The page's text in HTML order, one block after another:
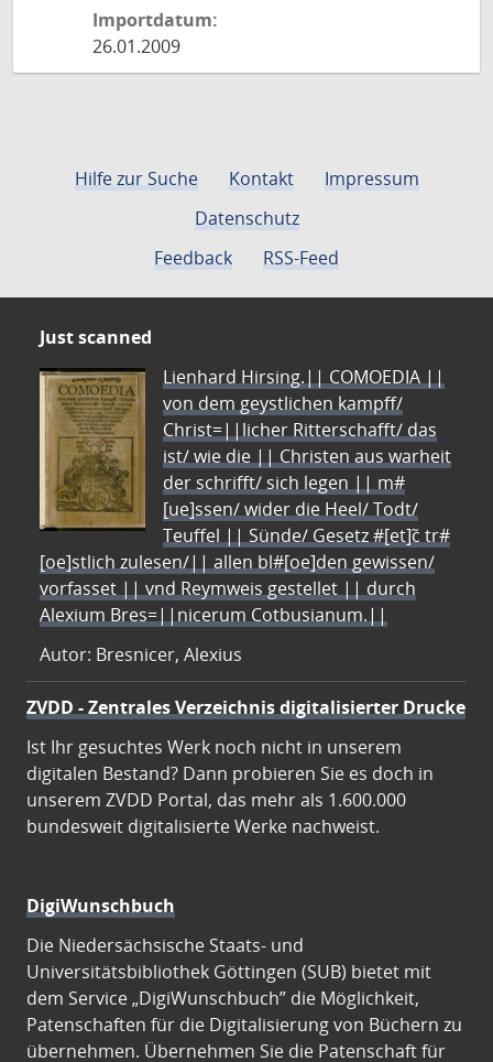
Importdatum:
26.01.2009
Hilfe zur Suche Kontakt
Impressum
Datenschutz
Feedback
RSS-Feed
Just scanned
Lienhard Hirsing.|| COMOEDIA ||
von dem geystlichen kampff/
Christ=||licher Ritterschafft/ das
ist/ wie die || Christen aus warheit
der schrifft/ sich legen || m#
[ue]ssen/ wider die Heel/ Todt/
Teuffel || Sünde/ Gesetz #[et]c̃ tr#
[oe]stlich zulesen/|| allen bl#[oe]den gewissen/
vorfasset || vnd Reymweis gestellet || durch
Alexium Bres=||nicerum Cotbusianum.||
Autor: Bresnicer, Alexius
ZVDD - Zentrales Verzeichnis digitalisierter Drucke
Ist Ihr gesuchtes Werk noch nicht in unserem
digitalen Bestand? Dann probieren Sie es doch in
unserem ZVDD Portal, das mehr als 1.600.000
bundesweit digitalisierte Werke nachweist.
DigiWunschbuch
Die Niedersächsische Staats- und
Universitätsbibliothek Göttingen (SUB) bietet mit
dem Service „DigiWunschbuch” die Möglichkeit,
Patenschaften für die Digitalisierung von Büchern zu
übernehmen. Übernehmen Sie die Patenschaft für